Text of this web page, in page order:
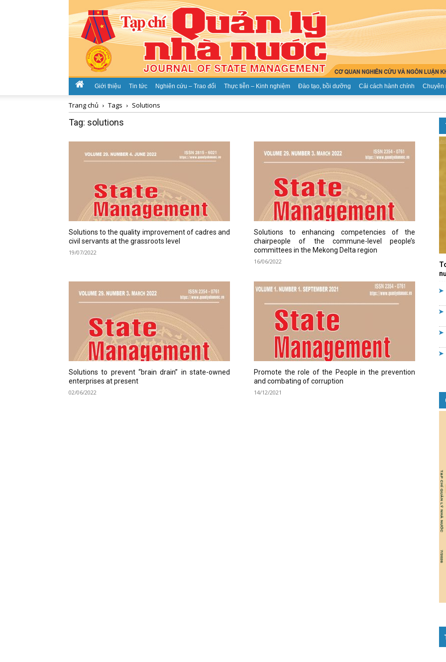
chí
Quản
lý
nhà
Giới thiệu Tin tức Nghiên cứu – Trao đổi Thực tiễn – Kinh nghiệm Đào tạo, bồi dưỡng Cải cách hành chính Chuyên
Trang chủ Tags Solutions
Tag: solutions
Solutions to the quality improvement of cadres and
civil servants at the grassroots level
19/07/2022
Solutions to enhancing competencies of the
chairpeople of the commune-level people’s
committees in the Mekong Delta region
16/06/2022
Solutions to prevent “brain drain” in state-owned
enterprises at present
02/06/2022
Promote the role of the People in the prevention
and combating of corruption
14/12/2021